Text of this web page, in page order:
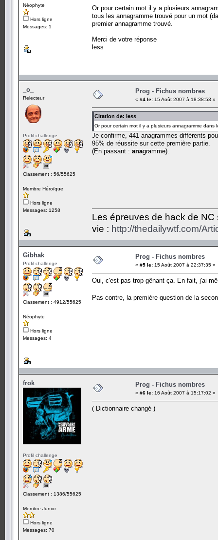
Néophyte
Hors ligne
Messages: 1
Or pour certain mot il y a plusieurs
tous les annagramme trouvé pour un mot
premier annagramme trouvé.
Merci de votre réponse
less
_o_
Relecteur
Profil challenge
Classement : 56/55625
Membre Héroïque
Hors ligne
Messages: 1258
Prog - Fichus nombres
« #4 le: 15 Août 2007 à 18:38:53 »
Citation de: less
Or pour certain mot il y a plusieurs annagramme dans
Je confirme, 441 anagrammes différents
95% de réussite sur cette première partie.
(En passant : anagramme).
Les épreuves de hack de
vie : http://thedailywtf.com/
Gibhak
Profil challenge
Classement : 4912/55625
Néophyte
Hors ligne
Messages: 4
Prog - Fichus nombres
« #5 le: 15 Août 2007 à 22:37:35 »
Oui, c'est pas trop gênant ça. En fait, j'ai
Pas contre, la première question de la
frok
Profil challenge
Classement : 1386/55625
Membre Junior
Hors ligne
Messages: 70
Prog - Fichus nombres
« #6 le: 16 Août 2007 à 15:17:02 »
( Dictionnaire changé )